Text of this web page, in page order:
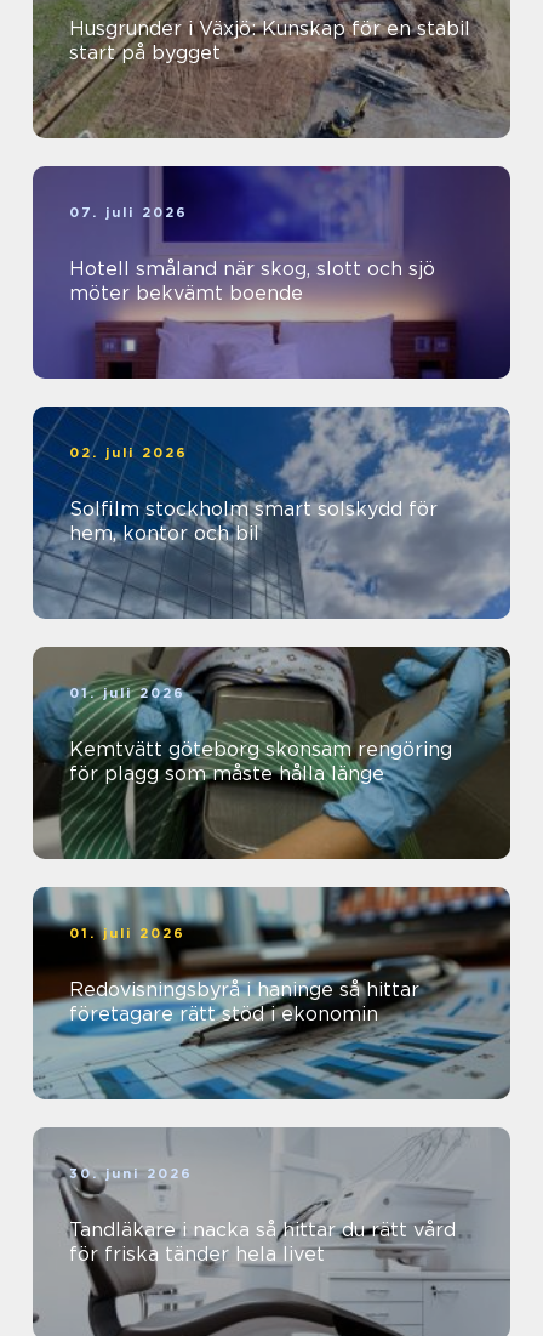
Husgrunder i Växjö: Kunskap för en stabil
start på bygget
07. juli 2026
Hotell småland när skog, slott och sjö
möter bekvämt boende
02. juli 2026
Solfilm stockholm smart solskydd för
hem, kontor och bil
01. juli 2026
Kemtvätt göteborg skonsam rengöring
för plagg som måste hålla länge
01. juli 2026
Redovisningsbyrå i haninge så hittar
företagare rätt stöd i ekonomin
30. juni 2026
Tandläkare i nacka så hittar du rätt vård
för friska tänder hela livet